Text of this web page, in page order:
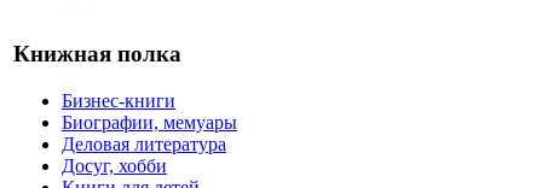
Книжная полка
Бизнес-книги
Биографии, мемуары
Деловая литература
Досуг, хобби